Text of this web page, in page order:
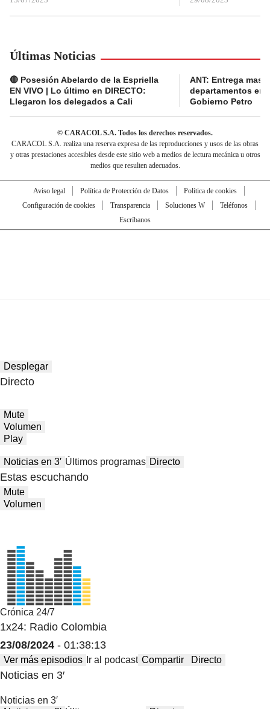
Últimas Noticias
🔴 Posesión Abelardo de la Espriella
EN VIVO | Lo último en DIRECTO:
Llegaron los delegados a Cali
ANT: Entrega
departamentos en
Gobierno Petro
© CARACOL S.A. Todos los derechos reservados.
CARACOL S.A. realiza una reserva expresa de las reproducciones y usos de las obras
y otras prestaciones accesibles desde este sitio web a medios de lectura mecánica u otros
medios que resulten adecuados.
Aviso legal Política de Protección de Datos
Política de cookies
Configuración de cookies
Transparencia Soluciones W
Teléfonos
Escríbanos
Desplegar
Directo
Mute
Volumen
Play
Noticias en 3′ Últimos programas Directo
Estas escuchando
Mute
Volumen
Crónica 24/7
1x24: Radio Colombia
23/08/2024 - 01:38:13
Ver más episodios Ir al podcast Compartir Directo
Noticias en 3′
Noticias en 3′